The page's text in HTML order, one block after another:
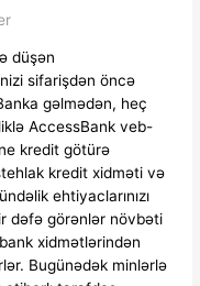
düşən
sifarişdən öncə
gəlmədən, heç
AccessBank veb-
kredit götürə
kredit xidməti və
ehtiyaclarınızı
dəfə görənlər növbəti
xidmətlərindən
Bugünədək minlərlə